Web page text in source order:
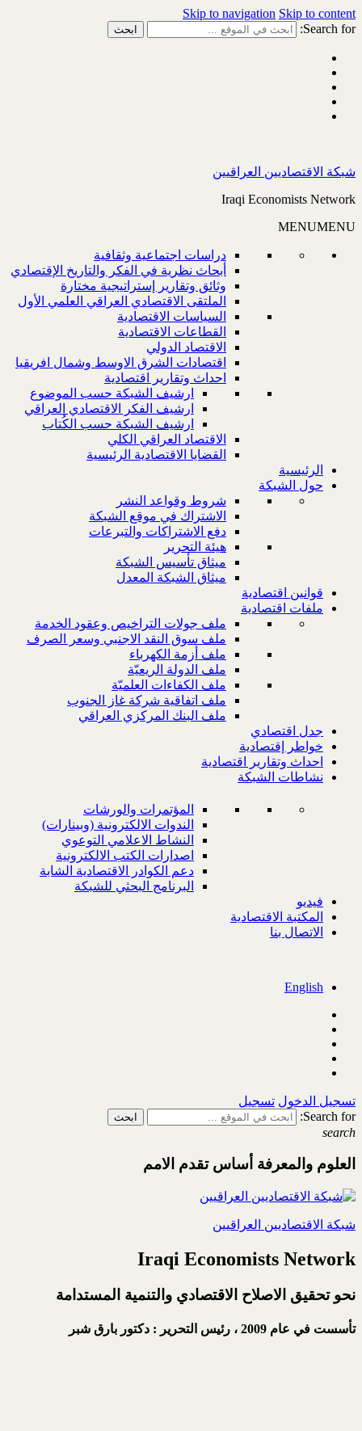
Skip to navigation Skip to content
Search for:
شبكة الاقتصاديين العراقيين
Iraqi Economists Network
MENUMENU
دراسات اجتماعية وثقافية
أبحاث نظرية في الفكر والتاريخ الإقتصادي
وثائق وتقارير إستراتيجية مختارة
الملتقى الاقتصادي العراقي العلمي الأول
السياسات الاقتصادية
القطاعات الاقتصادية
الاقتصاد الدولي
اقتصادات الشرق الاوسط وشمال افريقيا
احداث وتقارير اقتصادية
ارشيف الشبكة حسب الموضوع
ارشيف الفكر الاقتصادي العراقي
ارشيف الشبكة حسب الكُتاب
الاقتصاد العراقي الكلي
القضايا الاقتصادية الرئيسية
الرئيسية
حول الشبكة
شروط وقواعد النشر
الاشتراك في موقع الشبكة
دفع الاشتراكات والتبرعات
هيئة التحرير
ميثاق تأسيس الشبكة
ميثاق الشبكة المعدل
قوانين اقتصادية
ملفات اقتصادية
ملف جولات التراخيص وعقود الخدمة
ملف سوق النقد الاجنبي وسعر الصرف
ملف أزمة الكهرباء
ملف الدولة الريعيّة
ملف الكفاءات العلميّة
ملف اتفاقية شركة غاز الجنوب
ملف البنك المركزي العراقي
جدل اقتصادي
خواطر إقتصادية
احداث وتقارير اقتصادية
نشاطات الشبكة
المؤتمرات والورشات
الندوات الالكترونية (وبينارات)
النشاط الاعلامي التوعوي
اصدارات الكتب الالكترونية
دعم الكوادر الاقتصادية الشابة
البرنامج البحثي للشبكة
فيديو
المكتبة الاقتصادية
الاتصال بنا
English
تسجيل الدخول تسجيل
Search for:
search
العلوم والمعرفة أساس تقدم الامم
شبكة الاقتصاديين العراقيين
Iraqi Economists Network
نحو تحقيق الاصلاح الاقتصادي والتنمية المستدامة
تأسست في عام 2009 ، رئيس التحرير : دكتور بارق شبر